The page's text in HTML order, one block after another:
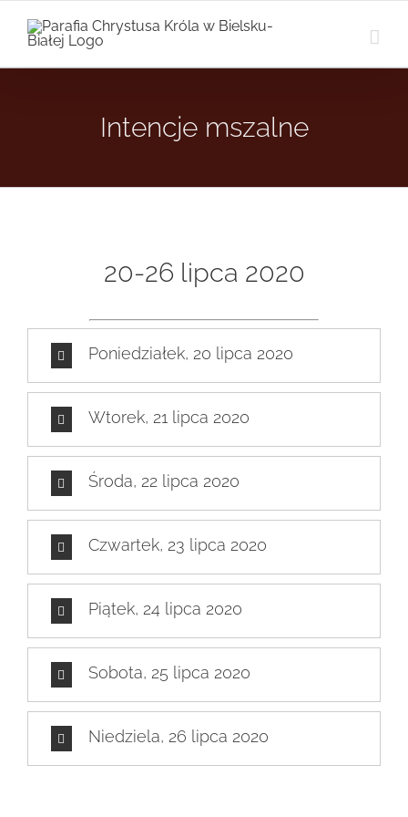
zawartości
Intencje mszalne
20-26 lipca 2020
Poniedziałek, 20 lipca 2020
Wtorek, 21 lipca 2020
Środa, 22 lipca 2020
Czwartek, 23 lipca 2020
Piątek, 24 lipca 2020
Sobota, 25 lipca 2020
Niedziela, 26 lipca 2020